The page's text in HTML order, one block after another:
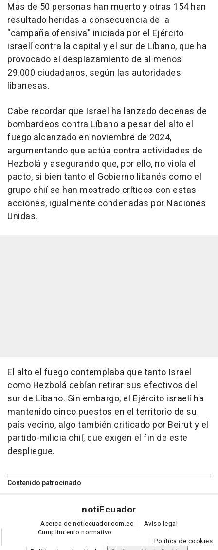
Más de 50 personas han muerto y otras 154 han
resultado heridas a consecuencia de la
"campaña ofensiva" iniciada por el Ejército
israelí contra la capital y el sur de Líbano, que ha
provocado el desplazamiento de al menos
29.000 ciudadanos, según las autoridades
libanesas.
Cabe recordar que Israel ha lanzado decenas de
bombardeos contra Líbano a pesar del alto el
fuego alcanzado en noviembre de 2024,
argumentando que actúa contra actividades de
Hezbolá y asegurando que, por ello, no viola el
pacto, si bien tanto el Gobierno libanés como el
grupo chií se han mostrado críticos con estas
acciones, igualmente condenadas por Naciones
Unidas.
El alto el fuego contemplaba que tanto Israel
como Hezbolá debían retirar sus efectivos del
sur de Líbano. Sin embargo, el Ejército israelí ha
mantenido cinco puestos en el territorio de su
país vecino, algo también criticado por Beirut y el
partido-milicia chií, que exigen el fin de este
despliegue.
Contenido patrocinado
notiEcuador
Acerca de notiecuador.com.ec
Aviso legal
Cumplimiento normativo
Política de cookies